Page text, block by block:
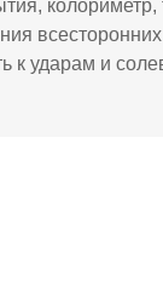
колориметр,
к ударам и